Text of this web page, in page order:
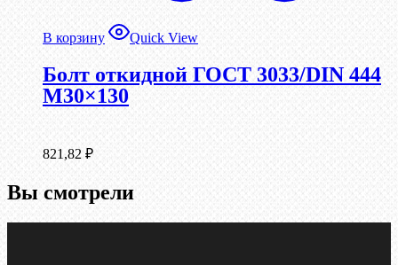
В корзину Quick View
Болт откидной ГОСТ 3033/DIN 444
М30×130
821,82 ₽
Вы смотрели